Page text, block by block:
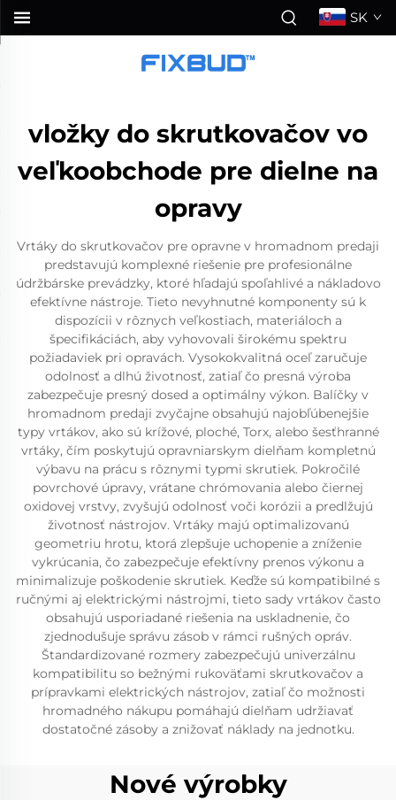
SK
vložky do skrutkovačov vo
veľkoobchode pre dielne na
opravy
Vrtáky do skrutkovačov pre opravne v hromadnom predaji
predstavujú komplexné riešenie pre profesionálne
údržbárske prevádzky, ktoré hľadajú spoľahlivé a nákladovo
efektívne nástroje. Tieto nevyhnutné komponenty sú k
dispozícii v rôznych veľkostiach, materiáloch a
špecifikáciách, aby vyhovovali širokému spektru
požiadaviek pri opravách. Vysokokvalitná oceľ zaručuje
odolnosť a dlhú životnosť, zatiaľ čo presná výroba
zabezpečuje presný dosed a optimálny výkon. Balíčky v
hromadnom predaji zvyčajne obsahujú najobľúbenejšie
typy vrtákov, ako sú krížové, ploché, Torx, alebo šesťhranné
vrtáky, čím poskytujú opravniarskym dielňam kompletnú
výbavu na prácu s rôznymi typmi skrutiek. Pokročilé
povrchové úpravy, vrátane chrómovania alebo čiernej
oxidovej vrstvy, zvyšujú odolnosť voči korózii a predlžujú
životnosť nástrojov. Vrtáky majú optimalizovanú
geometriu hrotu, ktorá zlepšuje uchopenie a zníženie
vykrúcania, čo zabezpečuje efektívny prenos výkonu a
minimalizuje poškodenie skrutiek. Keďže sú kompatibilné s
ručnými aj elektrickými nástrojmi, tieto sady vrtákov často
obsahujú usporiadané riešenia na uskladnenie, čo
zjednodušuje správu zásob v rámci rušných opráv.
Štandardizované rozmery zabezpečujú univerzálnu
kompatibilitu so bežnými rukoväťami skrutkovačov a
prípravkami elektrických nástrojov, zatiaľ čo možnosti
hromadného nákupu pomáhajú dielňam udržiavať
dostatočné zásoby a znižovať náklady na jednotku.
Nové výrobky